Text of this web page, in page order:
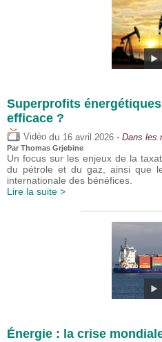
Superprofits
efficace ?
Vidéo du 16 avril 2026 - Dans les
Par Thomas Grjebine
Un focus sur les enjeux de la
du pétrole et du gaz, ainsi que
internationale des bénéfices.
Lire la suite >
Énergie : la crise